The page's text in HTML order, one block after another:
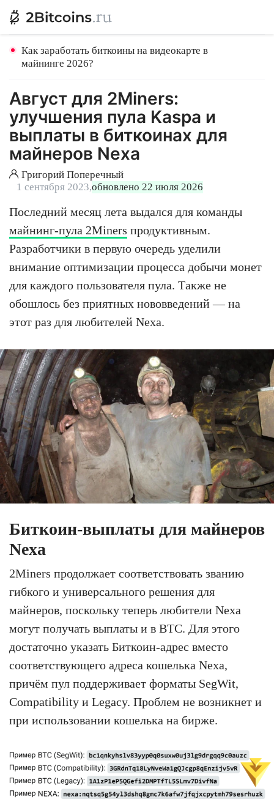
Как заработать биткоины на видеокарте в
майнинге 2026?
Август для 2Miners:
улучшения пула Kaspa и
выплаты в биткоинах для
майнеров Nexa
Григорий Поперечный
1 сентября 2023,обновлено 22 июля 2026
Последний месяц лета выдался для команды
майнинг-пула 2Miners продуктивным.
Разработчики в первую очередь уделили
внимание оптимизации процесса добычи монет
для каждого пользователя пула. Также не
обошлось без приятных нововведений — на
этот раз для любителей Nexa.
Биткоин-выплаты для майнеров
Nexa
2Miners продолжает соответствовать званию
гибкого и универсального решения для
майнеров, поскольку теперь любители Nexa
могут получать выплаты и в BTC. Для этого
достаточно указать Биткоин-адрес вместо
соответствующего адреса кошелька Nexa,
причём пул поддерживает форматы SegWit,
Compatibility и Legacy. Проблем не возникнет и
при использовании кошелька на бирже.